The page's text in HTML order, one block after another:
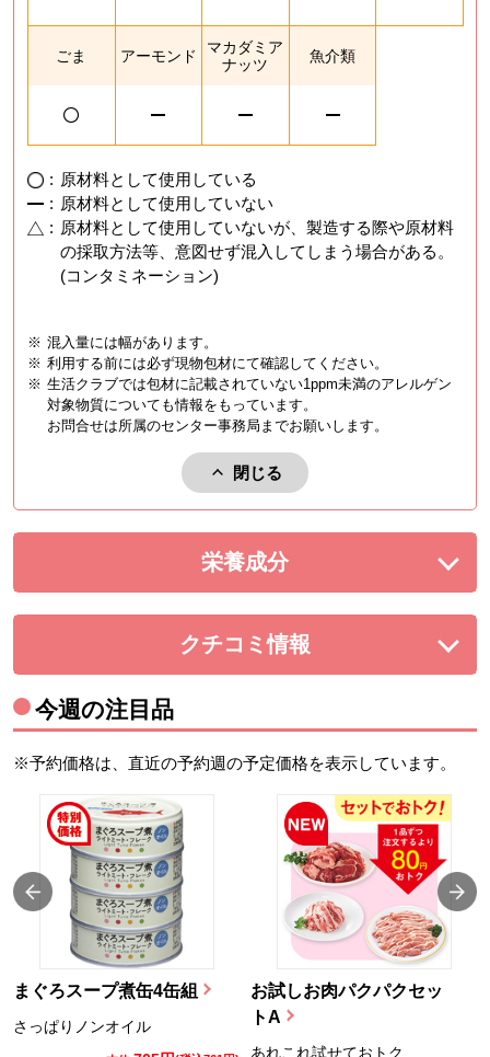
ごま アーモンド
マカダミア
ナッツ
魚介類
: 原材料として使用している
: 原材料として使用していない
: 原材料として使用していないが、製造する際や原材料
の採取方法等、意図せず混入してしまう場合がある。
(コンタミネーション)
※ 混入量には幅があります。
※ 利用する前には必ず現物包材にて確認してください。
※ 生活クラブでは包材に記載されていない1ppm未満のアレルゲン
対象物質についても情報をもっています。
お問合せは所属のセンター事務局までお願いします。
閉じる
アレルゲンを閉じる。
栄養成分を展開する。
クチコミ情報
を展開する。
今週の注目品
※予約価格は、直近の予約週の予定価格を表示しています。
まぐろスープ煮缶4缶組
さっぱりノンオイル
お試しお肉パクパクセッ
トA
あれこれ試せておトク